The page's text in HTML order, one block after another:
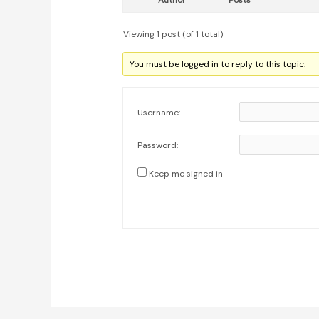
Viewing 1 post (of 1 total)
You must be logged in to reply to this topic.
Username:
Password:
Keep me signed in